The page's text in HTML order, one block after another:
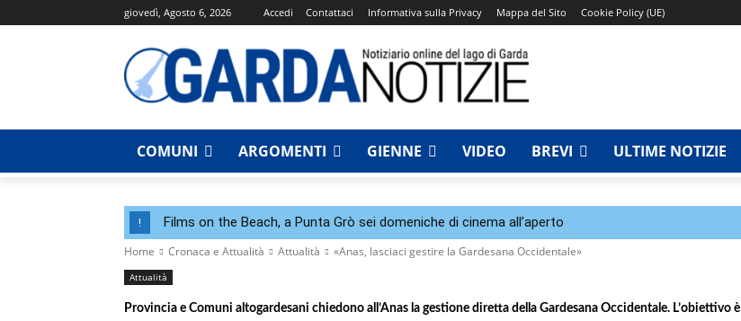
giovedì, Agosto 6, 2026 Accedi Contattaci Informativa sulla Privacy Mappa del Sito Cookie Policy (UE)
COMUNI ARGOMENTI GIENNE VIDEO BREVI ULTIME NOTIZIE
! Films on the Beach, a Punta Grò sei domeniche di cinema all’aperto
Home Cronaca e Attualità Attualità «Anas, lasciaci gestire la Gardesana Occidentale»
Attualità
Provincia e Comuni altogardesani chiedono all’Anas la gestione diretta della Gardesana Occidentale. L’obiettivo è